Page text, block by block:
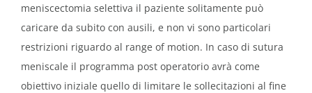
meniscectomia selettiva il paziente solitamente può
caricare da subito con ausili, e non vi sono particolari
restrizioni riguardo al range of motion. In caso di sutura
meniscale il programma post operatorio avrà come
obiettivo iniziale quello di limitare le sollecitazioni al fine